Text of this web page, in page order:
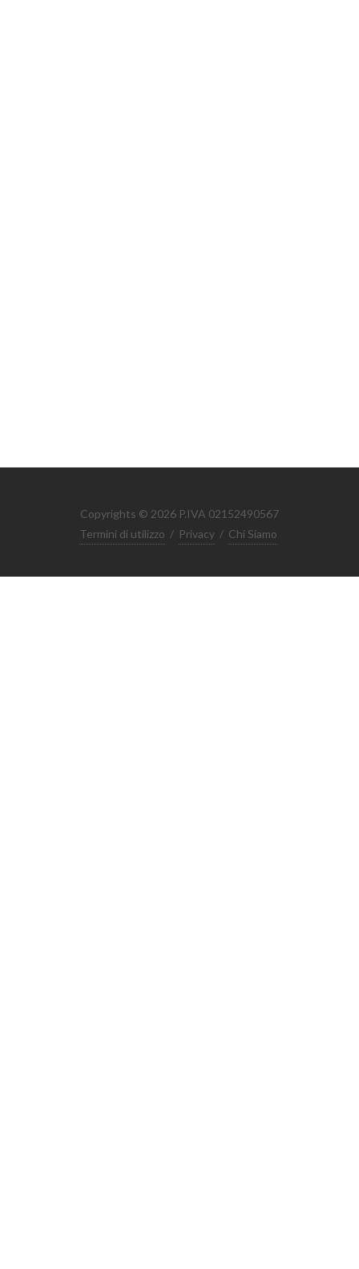
Copyrights © 2026 P.IVA 02152490567
Termini di utilizzo / Privacy / Chi Siamo